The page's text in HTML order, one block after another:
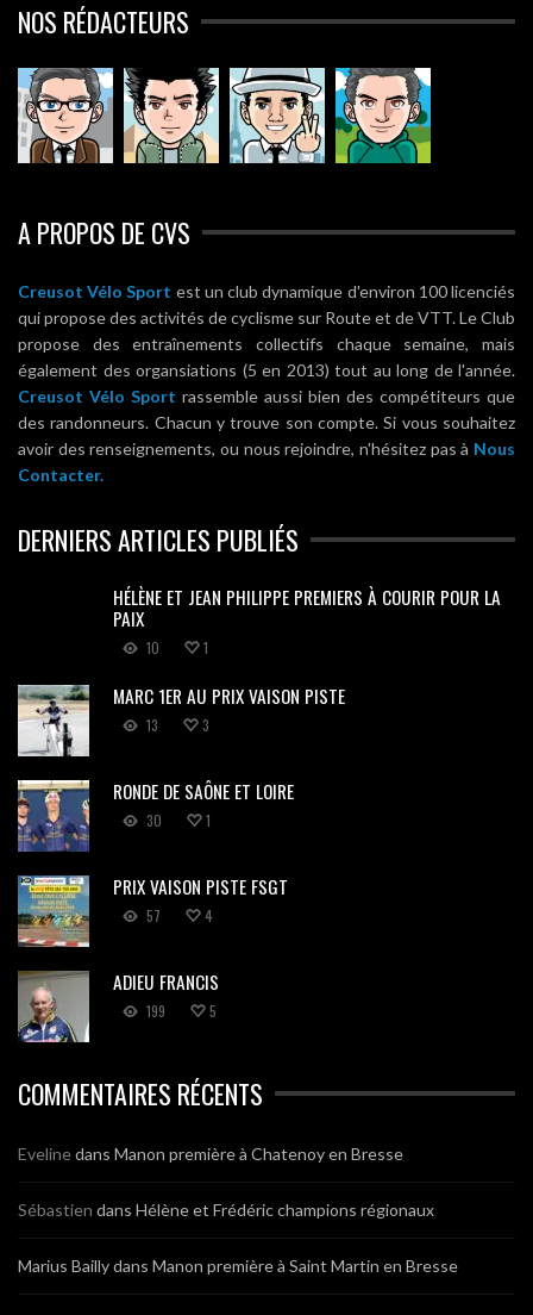
NOS RÉDACTEURS
A PROPOS DE CVS
Creusot Vélo Sport est un club dynamique d'environ 100 licenciés
qui propose des activités de cyclisme sur Route et de VTT. Le Club
propose des entraînements collectifs chaque semaine, mais
également des organsiations (5 en 2013) tout au long de l'année.
Creusot Vélo Sport rassemble aussi bien des compétiteurs que
des randonneurs. Chacun y trouve son compte. Si vous souhaitez
avoir des renseignements, ou nous rejoindre, n'hésitez pas à Nous
Contacter.
DERNIERS ARTICLES PUBLIÉS
HÉLÈNE ET JEAN PHILIPPE PREMIERS À COURIR POUR LA
PAIX
10 1
MARC 1ER AU PRIX VAISON PISTE
13 3
RONDE DE SAÔNE ET LOIRE
30 1
PRIX VAISON PISTE FSGT
57 4
ADIEU FRANCIS
199 5
COMMENTAIRES RÉCENTS
Evelinedans Manon première à Chatenoy en Bresse
Sébastien dans Hélène et Frédéric champions régionaux
Marius Baillydans Manon première à Saint Martin en Bresse